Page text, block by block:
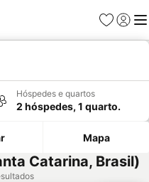
Favoritos
Iniciar
Hóspedes e quartos
2 hóspedes, 1 quarto.
Mapa
Catarina, Brasil)